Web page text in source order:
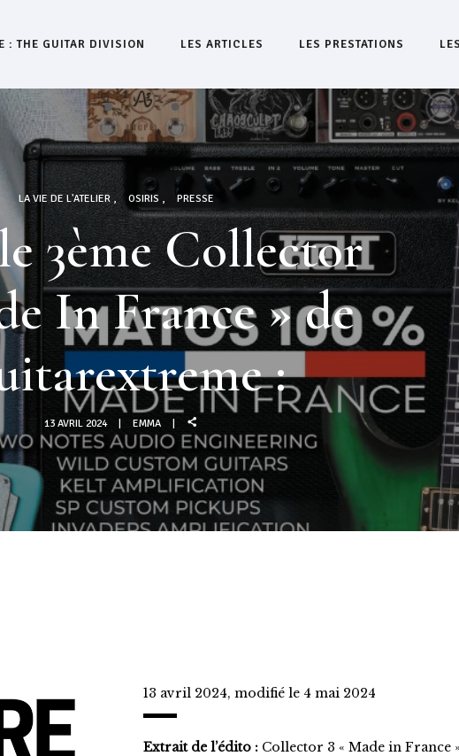
: THE GUITAR DIVISION LES ARTICLES LES PRESTATIONS
LA VIE DE L'ATELIER OSIRIS PRESSE
3ème Collector
In France » de
:
13 AVRIL 2024 EMMA
13 avril 2024, modifié le 4 mai 2024
Extrait de l’édito : Collector 3 « Made in France »